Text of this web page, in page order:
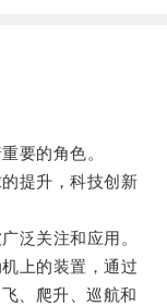
要的角色。
提升，科技创新
关注和应用。
上的装置，通过
、爬升、巡航和